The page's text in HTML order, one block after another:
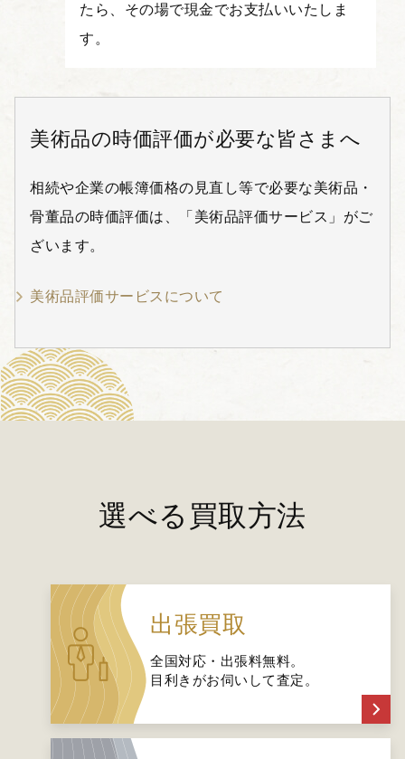
たら、その場で現金でお支払いいたしま
す。
美術品の時価評価が必要な皆さまへ
相続や企業の帳簿価格の見直し等で必要な美術品・
骨董品の時価評価は、「美術品評価サービス」がご
ざいます。
美術品評価サービスについて
選べる買取方法
出張買取
全国対応・出張料無料。
目利きがお伺いして査定。